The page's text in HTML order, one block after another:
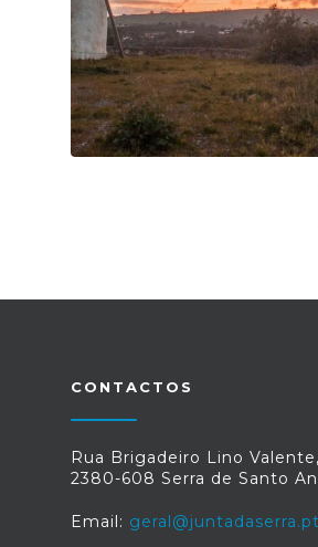
CONTACTOS
Rua Brigadeiro Lino
2380-608 Serra de Santo
Email: geral@juntadaserra.pt